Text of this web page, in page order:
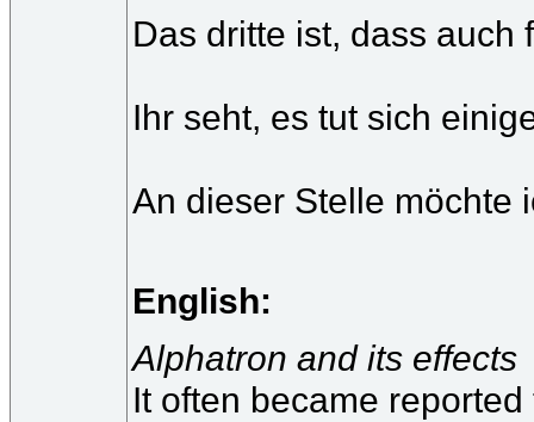
Das dritte ist, dass auch
Ihr seht, es tut sich
An dieser Stelle möchte
English:
Alphatron and its effects
It often became